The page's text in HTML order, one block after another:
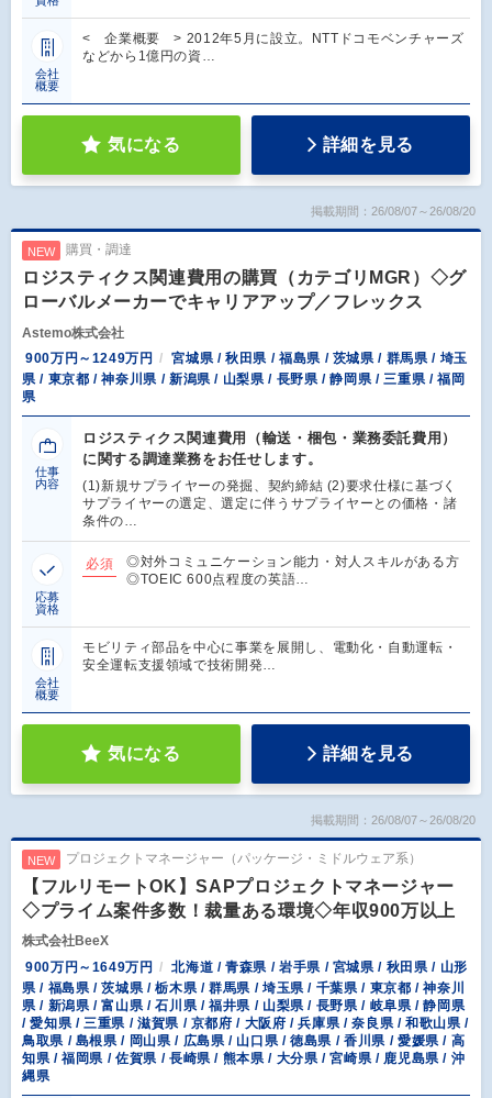
会社
概要
< 企業概要 > 2012年5月に設立。NTTドコモベンチャーズ
などから1億円の資…
気になる 詳細を見る
掲載期間：26/08/07～26/08/20
NEW 購買・調達
ロジスティクス関連費用の購買（カテゴリMGR）◇グ
ローバルメーカーでキャリアアップ／フレックス
Astemo株式会社
900万円～1249万円
宮城県 / 秋田県 / 福島県 / 茨城県 / 群馬県 / 埼玉
県 / 東京都 / 神奈川県 / 新潟県 / 山梨県 / 長野県 / 静岡県 / 三重県 / 福岡
県
仕事
内容
ロジスティクス関連費用（輸送・梱包・業務委託費用）
に関する調達業務をお任せします。
(1)新規サプライヤーの発掘、契約締結 (2)要求仕様に基づく
サプライヤーの選定、選定に伴うサプライヤーとの価格・諸
条件の…
応募
資格
必須
◎対外コミュニケーション能力・対人スキルがある方
◎TOEIC 600点程度の英語…
会社
概要
モビリティ部品を中心に事業を展開し、電動化・自動運転・
安全運転支援領域で技術開発…
気になる 詳細を見る
掲載期間：26/08/07～26/08/20
NEW プロジェクトマネージャー（パッケージ・ミドルウェア系）
【フルリモートOK】SAPプロジェクトマネージャー
◇プライム案件多数！裁量ある環境◇年収900万以上
株式会社BeeX
900万円～1649万円
北海道 / 青森県 / 岩手県 / 宮城県 / 秋田県 / 山形
県 / 福島県 / 茨城県 / 栃木県 / 群馬県 / 埼玉県 / 千葉県 / 東京都 / 神奈川
県 / 新潟県 / 富山県 / 石川県 / 福井県 / 山梨県 / 長野県 / 岐阜県 / 静岡県
/ 愛知県 / 三重県 / 滋賀県 / 京都府 / 大阪府 / 兵庫県 / 奈良県 / 和歌山県 /
鳥取県 / 島根県 / 岡山県 / 広島県 / 山口県 / 徳島県 / 香川県 / 愛媛県 / 高
知県 / 福岡県 / 佐賀県 / 長崎県 / 熊本県 / 大分県 / 宮崎県 / 鹿児島県 / 沖
縄県